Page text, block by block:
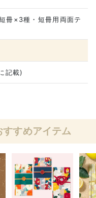
冊×3種・短冊用両面テ
記載)
すめアイテム